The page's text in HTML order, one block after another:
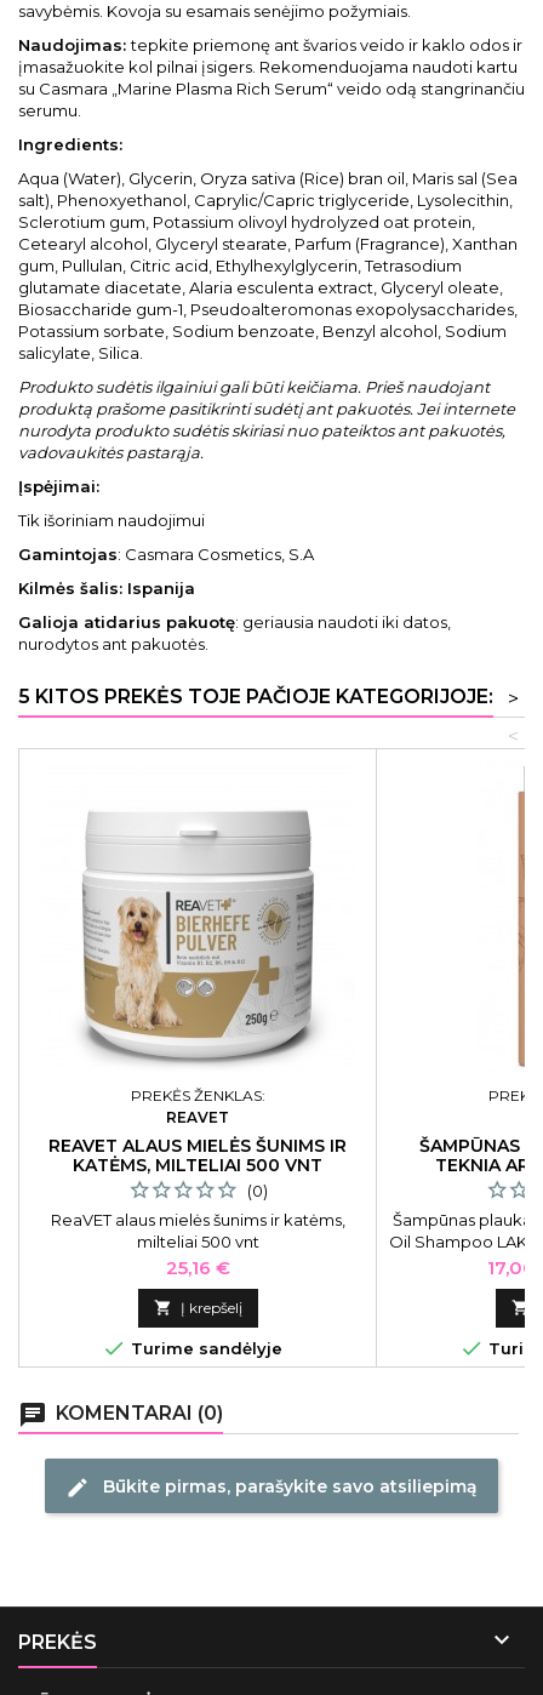
savybėmis. Kovoja su esamais senėjimo požymiais.
Naudojimas:tepkite priemonę ant švarios veido ir kaklo odos ir
įmasažuokite kol pilnai įsigers. Rekomenduojama naudoti kartu
su Casmara „Marine Plasma Rich Serum“ veido odą stangrinančiu
serumu.
Ingredients:
Aqua (Water), Glycerin, Oryza sativa (Rice) bran oil, Maris sal (Sea
salt), Phenoxyethanol, Caprylic/Capric triglyceride, Lysolecithin,
Sclerotium gum, Potassium olivoyl hydrolyzed oat protein,
Cetearyl alcohol, Glyceryl stearate, Parfum (Fragrance), Xanthan
gum, Pullulan, Citric acid, Ethylhexylglycerin, Tetrasodium
glutamate diacetate, Alaria esculenta extract, Glyceryl oleate,
Biosaccharide gum-1, Pseudoalteromonas exopolysaccharides,
Potassium sorbate, Sodium benzoate, Benzyl alcohol, Sodium
salicylate, Silica.
Produkto sudėtis ilgainiui gali būti keičiama. Prieš naudojant
produktą prašome pasitikrinti sudėtį ant pakuotės. Jei internete
nurodyta produkto sudėtis skiriasi nuo pateiktos ant pakuotės,
vadovaukitės pastarąja.
Įspėjimai:
Tik išoriniam naudojimui
Gamintojas: Casmara Cosmetics, S.A
Kilmės šalis: Ispanija
Galioja atidarius pakuotę: geriausia naudoti iki datos,
nurodytos ant pakuotės.
5 KITOS PREKĖS TOJE PAČIOJE KATEGORIJOJE:
>
<
PREKĖS ŽENKLAS:
REAVET
REAVET ALAUS MIELĖS ŠUNIMS IR
KATĖMS, MILTELIAI 500 VNT
(0)
ReaVET alaus mielės šunims ir katėms,
milteliai 500 vnt
Kaina
25,16 €
 Į krepšelį
 Turime sandėlyje
ŠAMPŪNAS
TEKNIA
Šampūnas
Oil Shampoo
300 ml
švelniai valo
elastingumo ir
šampūnas
Kaina
17,00


chat KOMENTARAI (0)
edit Būkite pirmas, parašykite savo atsiliepimą
PREKĖS 